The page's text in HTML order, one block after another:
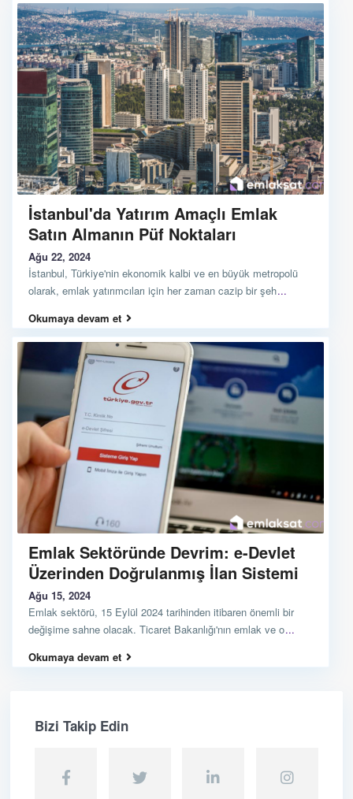
İstanbul'da Yatırım Amaçlı Emlak
Satın Almanın Püf Noktaları
Ağu 22, 2024
İstanbul, Türkiye'nin ekonomik kalbi ve en büyük metropolü
olarak, emlak yatırımcıları için her zaman cazip bir şeh...
Okumaya devam et
Emlak Sektöründe Devrim: e-Devlet
Üzerinden Doğrulanmış İlan Sistemi
Ağu 15, 2024
Emlak sektörü, 15 Eylül 2024 tarihinden itibaren önemli bir
değişime sahne olacak. Ticaret Bakanlığı'nın emlak ve o...
Okumaya devam et
Bizi Takip Edin